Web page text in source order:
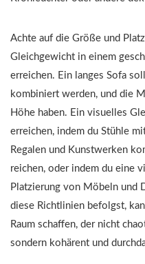
Achte auf die Größe und
Gleichgewicht in einem
erreichen. Ein langes Sofa
kombiniert werden, und die
Höhe haben. Ein visuelles
erreichen, indem du Stühle
Regalen und Kunstwerken
reichen, oder indem du eine
Platzierung von Möbeln und
diese Richtlinien befolgst,
Raum schaffen, der nicht
sondern kohärent und